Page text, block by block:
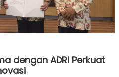
dengan ADRI Perkuat